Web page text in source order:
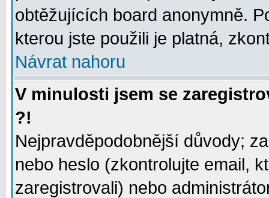
obtěžujících board anonymně.
kterou jste použili je platná,
Návrat nahoru
V minulosti jsem se
?!
Nejpravděpodobnější důvody;
nebo heslo (zkontrolujte email,
zaregistrovali) nebo